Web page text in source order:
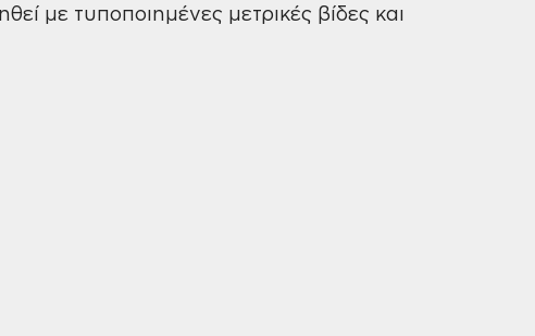
με τυποποιημένες μετρικές βίδες και